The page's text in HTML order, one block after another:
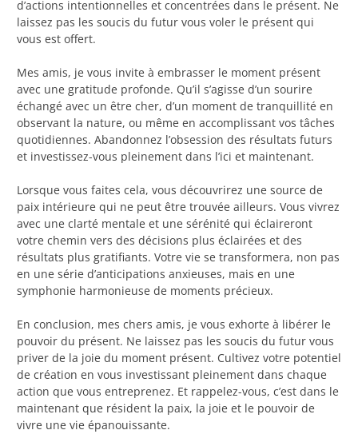
d’actions intentionnelles et concentrées dans le présent. Ne
laissez pas les soucis du futur vous voler le présent qui
vous est offert.
Mes amis, je vous invite à embrasser le moment présent
avec une gratitude profonde. Qu’il s’agisse d’un sourire
échangé avec un être cher, d’un moment de tranquillité en
observant la nature, ou même en accomplissant vos tâches
quotidiennes. Abandonnez l’obsession des résultats futurs
et investissez-vous pleinement dans l’ici et maintenant.
Lorsque vous faites cela, vous découvrirez une source de
paix intérieure qui ne peut être trouvée ailleurs. Vous vivrez
avec une clarté mentale et une sérénité qui éclaireront
votre chemin vers des décisions plus éclairées et des
résultats plus gratifiants. Votre vie se transformera, non pas
en une série d’anticipations anxieuses, mais en une
symphonie harmonieuse de moments précieux.
En conclusion, mes chers amis, je vous exhorte à libérer le
pouvoir du présent. Ne laissez pas les soucis du futur vous
priver de la joie du moment présent. Cultivez votre potentiel
de création en vous investissant pleinement dans chaque
action que vous entreprenez. Et rappelez-vous, c’est dans le
maintenant que résident la paix, la joie et le pouvoir de
vivre une vie épanouissante.